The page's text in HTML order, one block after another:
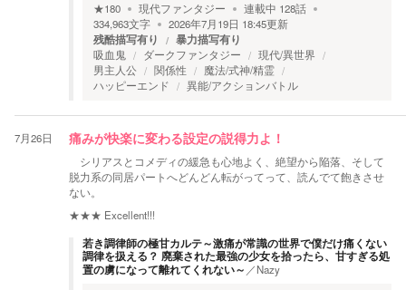
★180 現代ファンタジー 連載中 128話
334,963文字 2026年7月19日 18:45更新
残酷描写有り 暴力描写有り
吸血鬼 ダークファンタジー
現代/異世界
男主人公
関係性
魔法/式神/精霊
ハッピーエンド
異能/アクションバトル
7月26日 痛みが快楽に変わる設定の説得力よ！
シリアスとコメディの緩急も心地よく、絶望から陥落、そして
脱力系の同居パートへどんどん転がってって、読んでて飽きさせ
ない。
★★★ Excellent!!!
若き調律師の極甘カルテ～激痛が常識の世界で僕だけ痛くない
調律を扱える？ 廃棄された最強の少女を拾ったら、甘すぎる処
置の虜になって離れてくれない～ ／Nazy